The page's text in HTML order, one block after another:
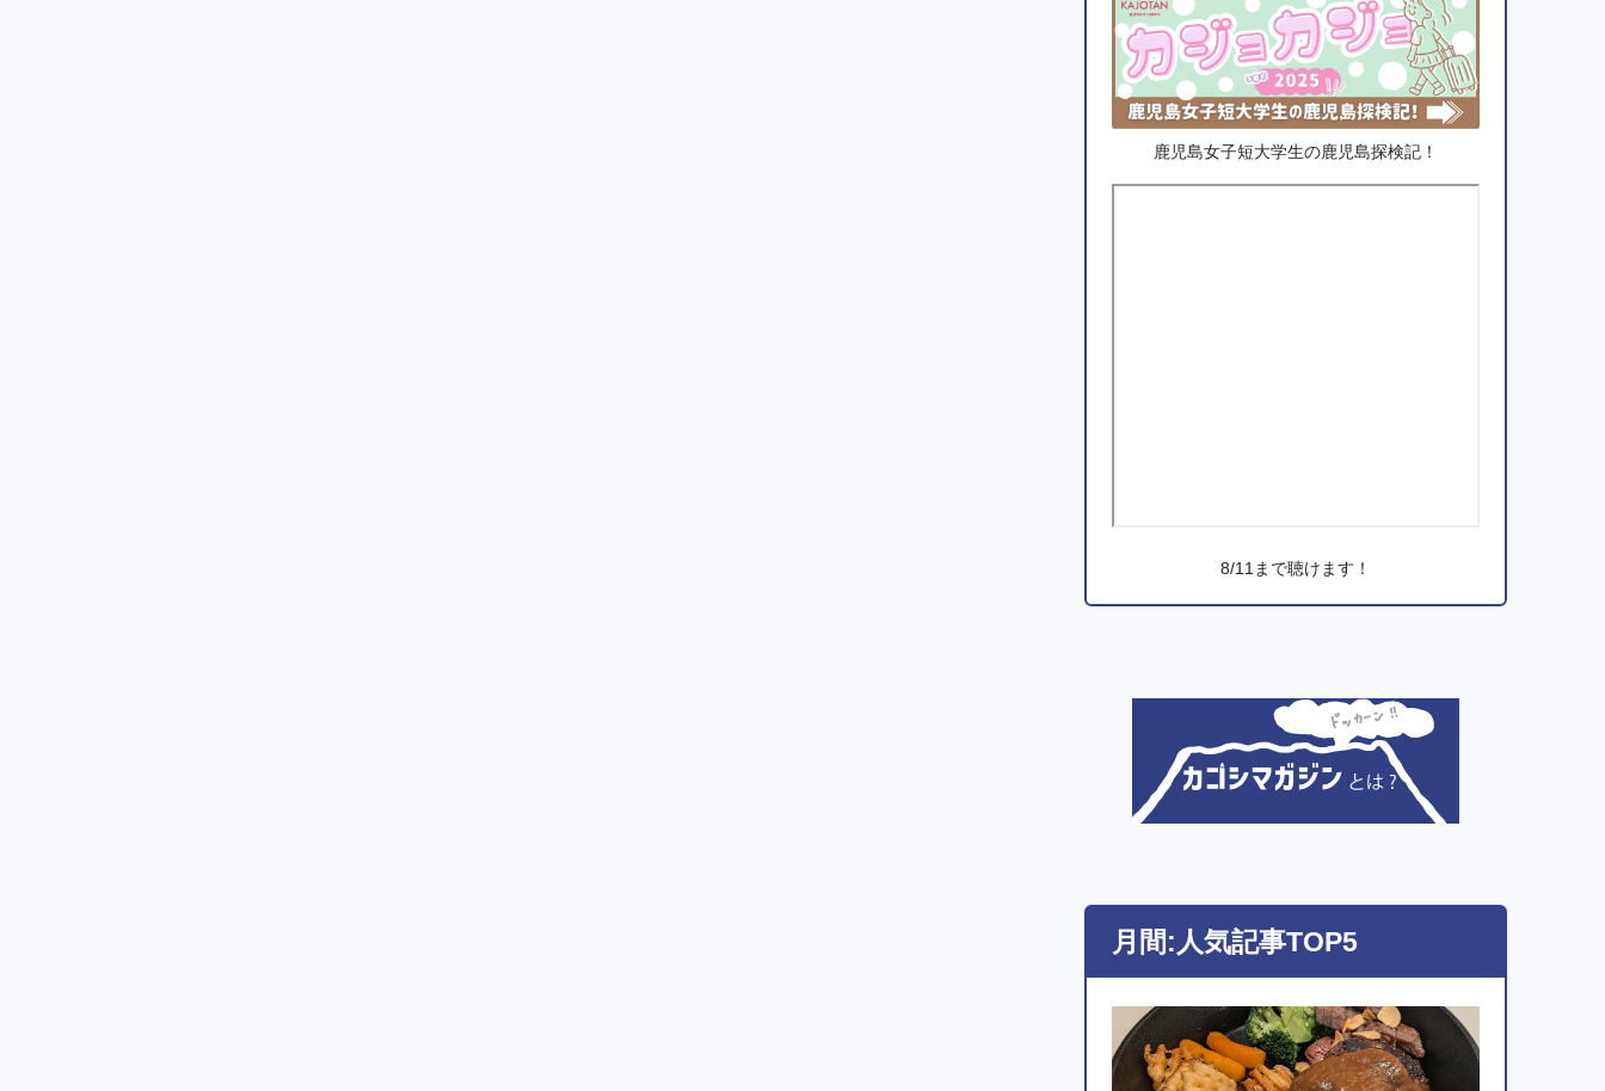
鹿児島女子短大学生の鹿児島探検記！
8/11まで聴けます！
月間:人気記事TOP5